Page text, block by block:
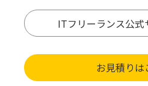
ITフリーランス公式
お見積りは